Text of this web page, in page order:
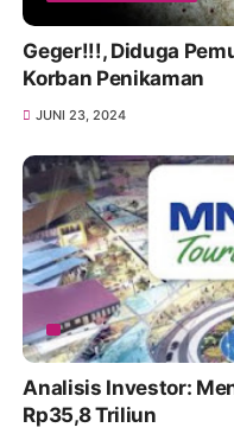
Geger!!!, Diduga
Korban Penikaman
JUNI 23, 2024
Analisis Investor:
Rp35,8 Triliun